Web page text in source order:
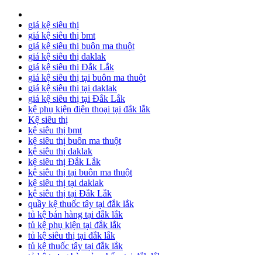
giá kệ siêu thị
giá kệ siêu thị bmt
giá kệ siêu thị buôn ma thuột
giá kệ siêu thị daklak
giá kệ siêu thị Đắk Lắk
giá kệ siêu thị tại buôn ma thuột
giá kệ siêu thị tại daklak
giá kệ siêu thị tại Đắk Lắk
kệ phụ kiện điện thoại tại đắk lắk
Kệ siêu thị
kệ siêu thị bmt
kệ siêu thị buôn ma thuột
kệ siêu thị daklak
kệ siêu thị Đắk Lắk
kệ siêu thị tại buôn ma thuột
kệ siêu thị tại daklak
kệ siêu thị tại Đắk Lắk
quầy kệ thuốc tây tại đắk lắk
tủ kệ bán hàng tại đắk lắk
tủ kệ phụ kiện tại đắk lắk
tủ kệ siêu thị tại đắk lắk
tủ kệ thuốc tây tại đắk lắk